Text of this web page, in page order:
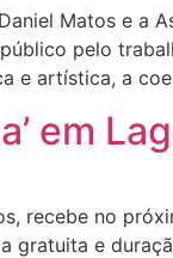
Matos e a
pelo
e artística, a
em
recebe no
gratuita e